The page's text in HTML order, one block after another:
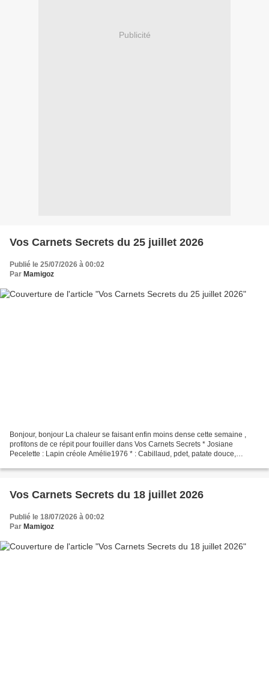
Publicité
Vos Carnets Secrets du 25 juillet 2026
Publié le 25/07/2026 à 00:02
Par Mamigoz
Bonjour, bonjour La chaleur se faisant enfin moins dense cette semaine ,
profitons de ce répit pour fouiller dans Vos Carnets Secrets * Josiane
Pecelette : Lapin créole Amélie1976 * : Cabillaud, pdet, patate douce,
Vos Carnets Secrets du 18 juillet 2026
Publié le 18/07/2026 à 00:02
Par Mamigoz